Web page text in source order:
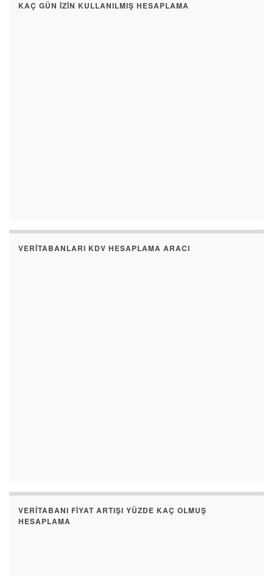
KAÇ GÜN İZIN KULLANILMIŞ HESAPLAMA
VERITABANLARI KDV HESAPLAMA ARACI
VERITABANI FIYAT ARTIŞI YÜZDE KAÇ OLMUŞ
HESAPLAMA